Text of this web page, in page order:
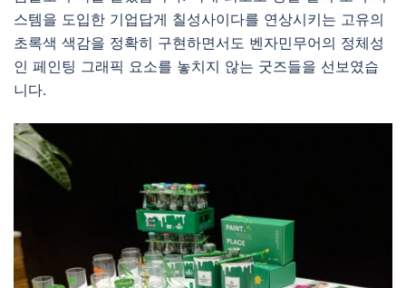
스템을 도입한 기업답게 칠성사이다를 연상시키는 고유의
초록색 색감을 정확히 구현하면서도 벤자민무어의 정체성
인 페인팅 그래픽 요소를 놓치지 않는 굿즈들을 선보였습
니다.